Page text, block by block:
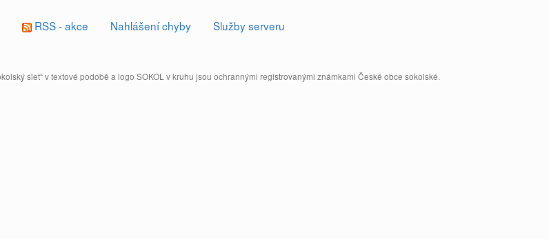
RSS - akce Nahlášení chyby
Služby serveru
slet“ v textové podobě a logo SOKOL v kruhu jsou ochrannými registrovanými známkami České obce sokolské.